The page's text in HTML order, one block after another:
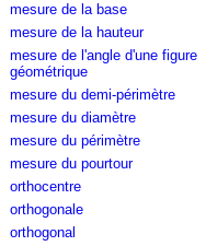
mesure de la base
mesure de la hauteur
mesure de l'angle d'une figure
géométrique
mesure du demi-périmètre
mesure du diamètre
mesure du périmètre
mesure du pourtour
orthocentre
orthogonale
orthogonal